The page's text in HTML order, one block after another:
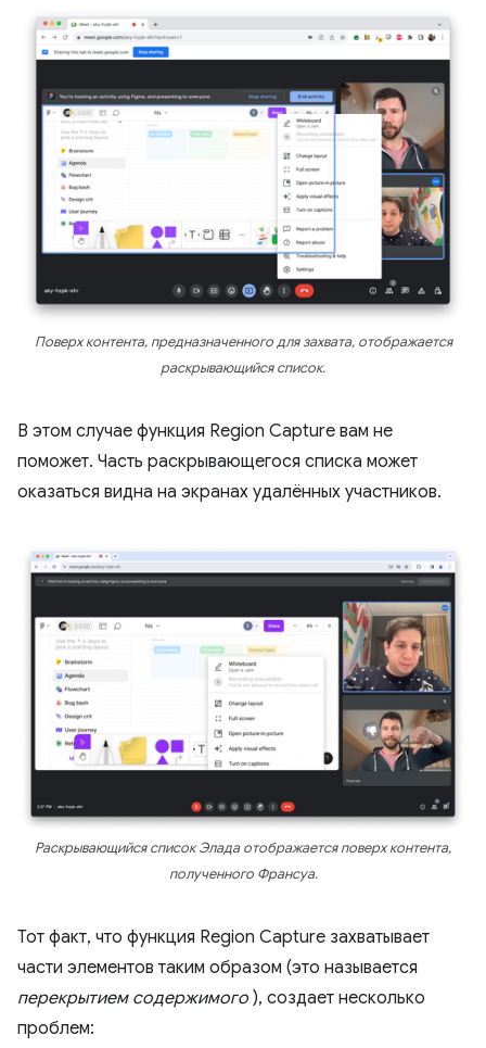
Поверх контента, предназначенного для захвата, отображается
раскрывающийся список.
В этом случае функция Region Capture вам не
поможет. Часть раскрывающегося списка может
оказаться видна на экранах удалённых участников.
Раскрывающийся список Элада отображается поверх контента,
полученного Франсуа.
Тот факт, что функция Region Capture захватывает
части элементов таким образом (это называется
перекрытием содержимого ), создает несколько
проблем: